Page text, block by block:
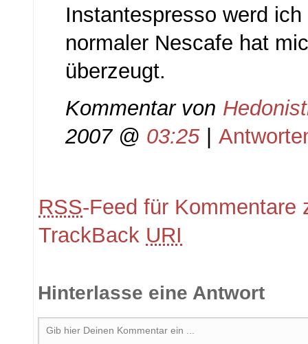
Instantespresso werd
normaler Nescafe hat
überzeugt.
Kommentar von
2007 @ 03:25
RSS-Feed für Kommentare
TrackBack URI
Hinterlasse eine Antwort
Gib hier Deinen Kommentar ein ...